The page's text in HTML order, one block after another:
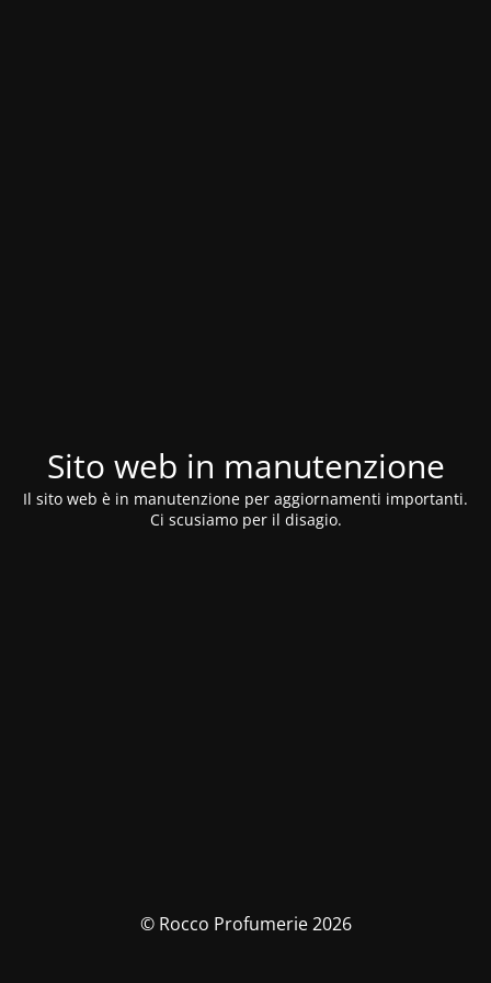
Sito web in manutenzione
Il sito web è in manutenzione per aggiornamenti importanti.
Ci scusiamo per il disagio.
© Rocco Profumerie 2026